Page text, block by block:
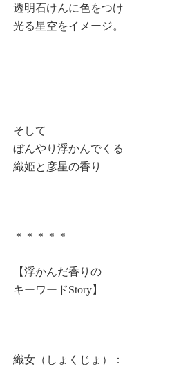
透明石けんに色をつけ
光る星空をイメージ。
そして
ぼんやり浮かんでくる
織姫と彦星の香り
＊＊＊＊＊
【浮かんだ香りの
キーワードStory】
織女（しょくじょ）：